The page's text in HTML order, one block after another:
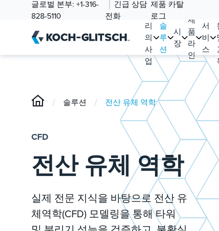
글로벌 본부: +1-316-
828-5110
긴급 상담
전화
제품 카탈
로그
우
리
의
사
업
솔
루
션
시
장
제
품
라
인
서
비
스
/ 솔루션 / 전산 유체 역학
CFD
전산 유체 역학
실제 전문 지식을 바탕으로 전산 유
체역학(CFD) 모델링을 통해 타워